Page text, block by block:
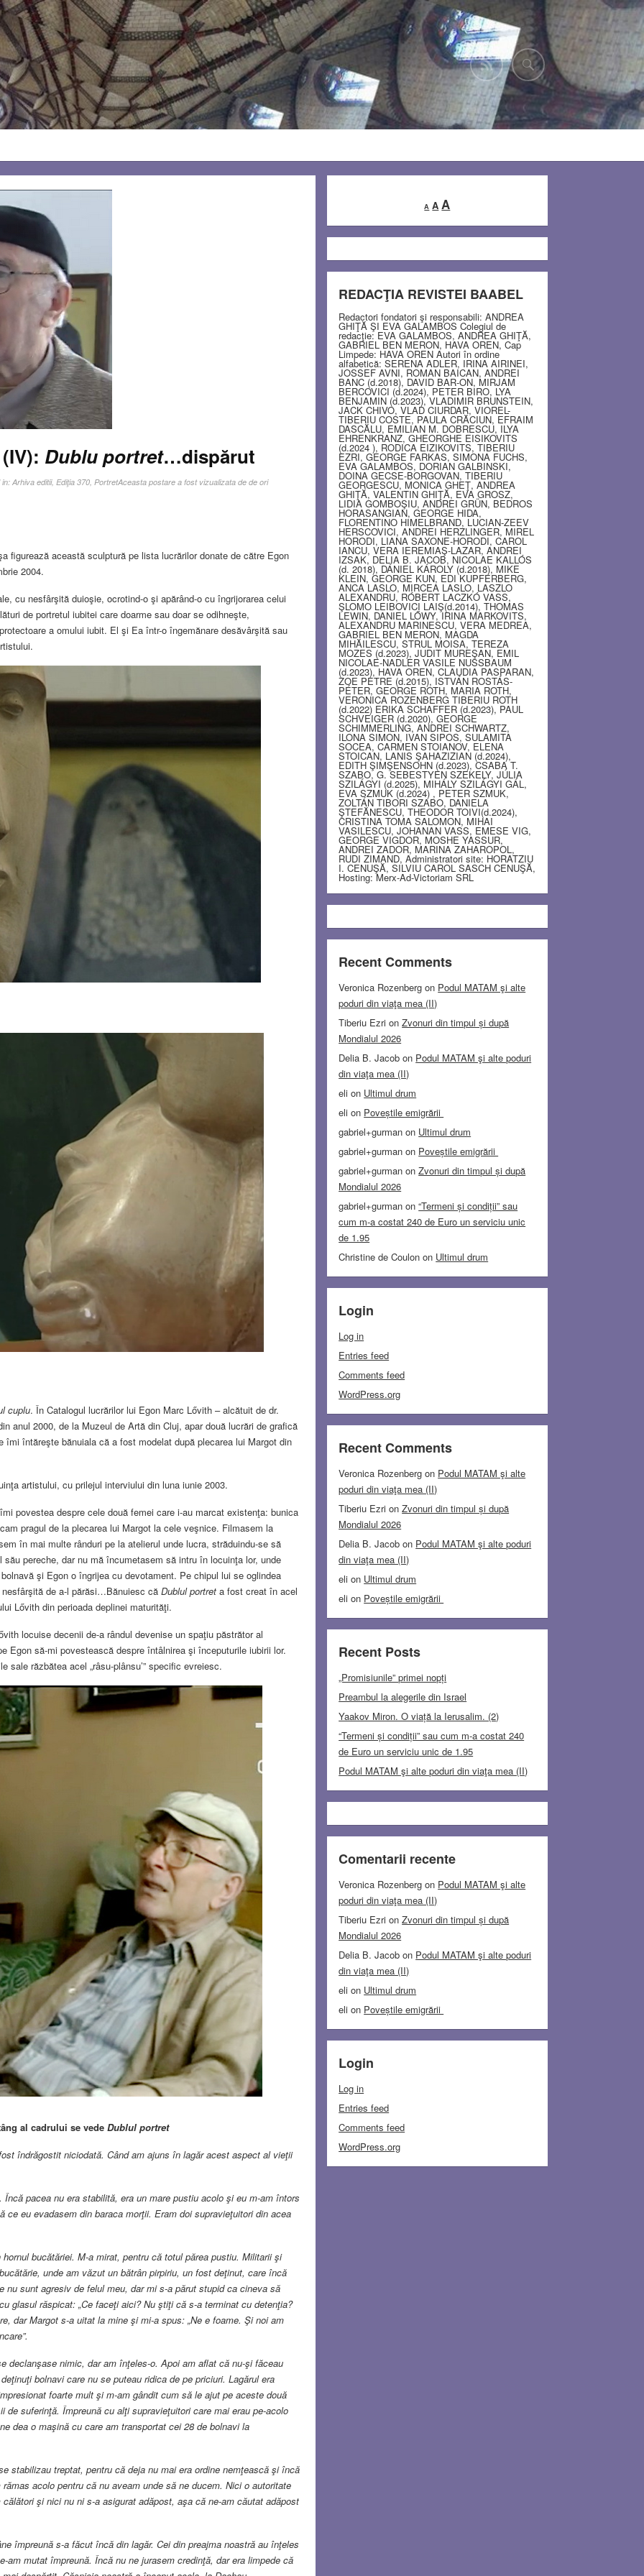
Dublu portret…dispărut
in:Arhiva editii,Ediţia 370,PortretAceasta postare a fost vizualizata de de ori
figurează această sculptură pe lista lucrărilor donate de către Egon
2004.
cu nesfârşită duioşie, ocrotind-o şi apărând-o cu îngrijorarea celui
de portretul iubitei care doarme sau doar se odihneşte,
a omului iubit. El şi Ea într-o îngemănare desăvârşită sau
cuplu. În Catalogul lucrărilor lui Egon Marc Lővith – alcătuit de dr.
anul 2000, de la Muzeul de Artă din Cluj, apar două lucrări de grafică
îmi întăreşte bănuiala că a fost modelat după plecarea lui Margot din
artistului, cu prilejul interviului din luna iunie 2003.
povestea despre cele două femei care i-au marcat existenţa: bunica
pragul de la plecarea lui Margot la cele veşnice. Filmasem la
în mai multe rânduri pe la atelierul unde lucra, străduindu-se să
pereche, dar nu mă încumetasem să intru în locuinţa lor, unde
şi Egon o îngrijea cu devotament. Pe chipul lui se oglindea
nesfârşită de a-l părăsi…Bănuiesc căDublul portret a fost creat în acel
Lővith din perioada deplinei maturităţi.
locuise decenii de-a rândul devenise un spaţiu păstrător al
Egon să-mi povestească despre întâlnirea şi începuturile iubirii lor.
răzbătea acel „râsu-plânsu’” specific evreiesc.
al cadrului se vede Dublul portret
îndrăgostit niciodată. Când am ajuns în lagăr acest aspect al vieţii
pacea nu era stabilită, era un mare pustiu acolo şi eu m-am întors
eu evadasem din baraca morţii. Eram doi supravieţuitori din acea
bucătăriei. M-a mirat, pentru că totul părea pustiu. Militarii şi
unde am văzut un bătrân pirpiriu, un fost deţinut, care încă
nu sunt agresiv de felul meu, dar mi s-a părut stupid ca cineva să
glasul răspicat: „Ce faceţi aici? Nu ştiţi că s-a terminat cu detenţia?
dar Margot s-a uitat la mine şi mi-a spus: „Ne e foame. Şi noi am
declanşase nimic, dar am înţeles-o. Apoi am aflat că nu-şi făceau
bolnavi care nu se puteau ridica de pe priciuri. Lagărul era
foarte mult şi m-am gândit cum să le ajut pe aceste două
suferinţă. Împreună cu alţi supravieţuitori care mai erau pe-acolo
dea o maşină cu care am transportat cei 28 de bolnavi la
stabilizau treptat, pentru că deja nu mai era ordine nemţească şi încă
acolo pentru că nu aveam unde să ne ducem. Nici o autoritate
şi nici nu ni s-a asigurat adăpost, aşa că ne-am căutat adăpost
împreună s-a făcut încă din lagăr. Cei din preajma noastră au înţeles
am mutat împreună. Încă nu ne jurasem credinţă, dar era limpede că
A
Decrease
font
A Reset
AIncrease
font
REDACŢIA REVISTEI BAABEL
Redactori fondatori şi responsabili: ANDREA
GHIŢĂ ŞI EVA GALAMBOS Colegiul de
redacţie: EVA GALAMBOS, ANDREA GHIŢĂ,
GABRIEL BEN MERON, HAVA OREN, Cap
Limpede: HAVA OREN Autori în ordine
alfabetică: SERENA ADLER, IRINA AIRINEI,
JOSSEF AVNI, ROMAN BAICAN, ANDREI
BANC (d.2018), DAVID BAR-ON, MIRJAM
BERCOVICI (d.2024), PETER BIRO, LYA
BENJAMIN (d.2023), VLADIMIR BRUNSTEIN,
JACK CHIVO, VLAD CIURDAR, VIOREL-
TIBERIU COSTE, PAULA CRĂCIUN, EFRAIM
DASCĂLU, EMILIAN M. DOBRESCU, ILYA
EHRENKRANZ, GHEORGHE EISIKOVITS
(d.2024 ), RODICA EIZIKOVITS, TIBERIU
EZRI, GEORGE FARKAS, SIMONA FUCHS,
EVA GALAMBOS, DORIAN GALBINSKI,
DOINA GECSE-BORGOVAN, TIBERIU
GEORGESCU, MONICA GHEŢ, ANDREA
GHIŢĂ, VALENTIN GHIŢĂ, EVA GROSZ,
LIDIA GOMBOŞIU, ANDREI GRÜN, BEDROS
HORASANGIAN, GEORGE HIDA,
FLORENTINO HIMELBRAND, LUCIAN-ZEEV
HERSCOVICI, ANDREI HERZLINGER, MIREL
HORODI, LIANA SAXONE-HORODI, CAROL
IANCU, VERA IEREMIAŞ-LAZAR, ANDREI
IZSAK, DELIA B. JACOB, NICOLAE KALLÓS
(d. 2018), DÁNIEL KÁROLY (d.2018), MIKE
KLEIN, GEORGE KUN, EDI KUPFERBERG,
ANCA LASLO, MIRCEA LASLO, LASZLO
ALEXANDRU, RÓBERT LACZKÓ VASS,
ŞLOMO LEIBOVICI LAIŞ(d.2014), THOMAS
LEWIN, DANIEL LŐWY, IRINA MARKOVITS,
ALEXANDRU MARINESCU, VERA MEDREA,
GABRIEL BEN MERON, MAGDA
MIHĂILESCU, STRUL MOISA, TEREZA
MOZES (d.2023), JUDIT MUREŞAN, EMIL
NICOLAE-NADLER VASILE NUSSBAUM
(d.2023), HAVA OREN, CLAUDIA PASPARAN,
ZOE PETRE (d.2015), ISTVÁN ROSTÁS-
PÉTER, GEORGE ROTH, MARIA ROTH,
VERONICA ROZENBERG TIBERIU ROTH
(d.2022) ERIKA SCHAFFER (d.2023), PAUL
SCHVEIGER (d.2020), GEORGE
SCHIMMERLING, ANDREI SCHWARTZ,
ILONA SIMON, IVAN SIPOS, SULAMITA
SOCEA, CARMEN STOIANOV, ELENA
STOICAN, LANIS ŞAHAZIZIAN (d.2024),
EDITH ŞIMŞENSOHN (d.2023), CSABA T.
SZABO, G. SEBESTYEN SZEKELY, JÚLIA
SZILÁGYI (d.2025), MIHÁLY SZILÁGYI GÁL,
EVA SZMUK (d.2024) , PETER SZMUK,
ZOLTÁN TIBORI SZABO, DANIELA
ŞTEFĂNESCU, THEODOR TOIVI(d.2024),
CRISTINA TOMA SALOMON, MIHAI
VASILESCU, JOHANAN VASS, EMESE VIG,
GEORGE VIGDOR, MOSHE YASSUR,
ANDREI ZADOR, MARINA ZAHAROPOL,
RUDI ZIMAND, Administratori site: HORATZIU
I. CENUŞĂ, SILVIU CAROL SASCH CENUŞĂ,
Hosting: Merx-Ad-Victoriam SRL
Recent Comments
Veronica Rozenberg on Podul MATAM şi alte
poduri din viaţa mea (II)
Tiberiu Ezri onZvonuri din timpul și după
Mondialul 2026
Delia B. Jacob on Podul MATAM şi alte poduri
din viaţa mea (II)
eli on Ultimul drum
eli on Poveștile emigrării
gabriel+gurman on Ultimul drum
gabriel+gurman on Poveștile emigrării
gabriel+gurman onZvonuri din timpul și după
Mondialul 2026
gabriel+gurman on“Termeni și condiții” sau
cum m-a costat 240 de Euro un serviciu unic
de 1.95
Christine de Coulon on Ultimul drum
Login
Log in
Entries feed
Comments feed
WordPress.org
Recent Comments
Veronica Rozenberg on Podul MATAM şi alte
poduri din viaţa mea (II)
Tiberiu Ezri onZvonuri din timpul și după
Mondialul 2026
Delia B. Jacob on Podul MATAM şi alte poduri
din viaţa mea (II)
eli on Ultimul drum
eli on Poveștile emigrării
Recent Posts
„Promisiunile” primei nopți
Preambul la alegerile din Israel
Yaakov Miron. O viață la Ierusalim. (2)
“Termeni și condiții” sau cum m-a costat 240
de Euro un serviciu unic de 1.95
Podul MATAM şi alte poduri din viaţa mea (II)
Comentarii recente
Veronica Rozenberg on Podul MATAM şi alte
poduri din viaţa mea (II)
Tiberiu Ezri onZvonuri din timpul și după
Mondialul 2026
Delia B. Jacob on Podul MATAM şi alte poduri
din viaţa mea (II)
eli on Ultimul drum
eli on Poveștile emigrării
Login
Log in
Entries feed
Comments feed
WordPress.org